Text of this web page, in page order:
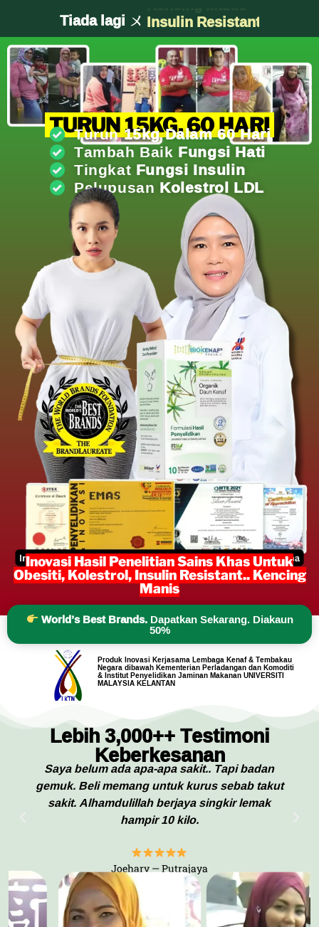
Tiada lagi ㄨObesiti
TURUN 15KG, 60 HARI
Turun15kg Dalam 60 Hari
Tambah Baik Fungsi Hati
Tingkat Fungsi Insulin
Pelupusan Kolestrol LDL
Inovasi Hasil Penelitian Sains Khas Untuk
Obesiti, Kolestrol, Insulin Resistant.. Kencing
Manis
World’s Best Brands.Dapatkan Sekarang. Diakaun
50%
Produk Inovasi Kerjasama Lembaga Kenaf & Tembakau
Negara dibawah Kementerian Perladangan dan Komoditi
& Institut Penyelidikan Jaminan Makanan UNIVERSITI
MALAYSIA KELANTAN
Lebih 3,000++ Testimoni
Keberkesanan
Saya belum ada apa-apa sakit.. Tapi badan
gemuk. Beli memang untuk kurus sebab takut
sakit. Alhamdulillah berjaya singkir lemak
hampir 10 kilo.
Joehary — Putrajaya